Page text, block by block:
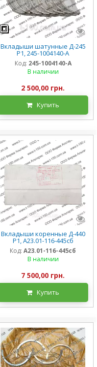
Вкладыши шатунные Д-245
Р1, 245-1004140-А
Код: 245-1004140-А
В наличии
2 500,00 грн.
Купить
Вкладыши коренные Д-440
Р1, А23.01-116-445сб
Код: А23.01-116-445сб
В наличии
7 500,00 грн.
Купить